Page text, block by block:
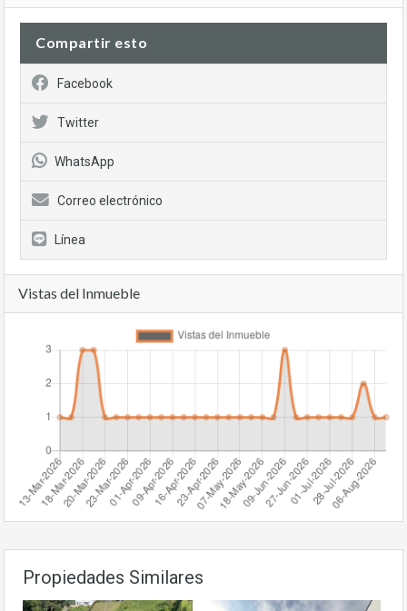
Compartir esto
Facebook
Twitter
WhatsApp
Correo electrónico
Línea
Vistas del Inmueble
Propiedades Similares